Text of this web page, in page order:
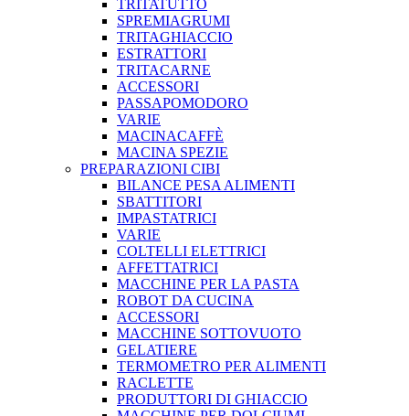
TRITATUTTO
SPREMIAGRUMI
TRITAGHIACCIO
ESTRATTORI
TRITACARNE
ACCESSORI
PASSAPOMODORO
VARIE
MACINACAFFÈ
MACINA SPEZIE
PREPARAZIONI CIBI
BILANCE PESA ALIMENTI
SBATTITORI
IMPASTATRICI
VARIE
COLTELLI ELETTRICI
AFFETTATRICI
MACCHINE PER LA PASTA
ROBOT DA CUCINA
ACCESSORI
MACCHINE SOTTOVUOTO
GELATIERE
TERMOMETRO PER ALIMENTI
RACLETTE
PRODUTTORI DI GHIACCIO